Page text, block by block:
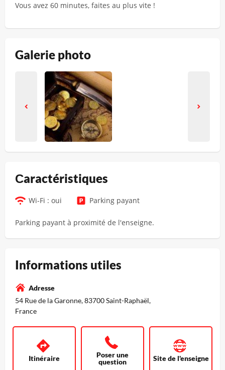
Vous avez 60 minutes, faites au plus vite !
Galerie photo
Сaractéristiques
Wi-Fi : oui Parking payant
Parking payant à proximité de l'enseigne.
Informations utiles
Adresse
54 Rue de la Garonne, 83700 Saint-Raphaël,
France
Itinéraire
Poser une
question
Site de l'enseigne